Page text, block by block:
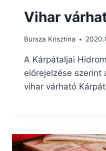
Vihar
Bursza Krisztina
A Kárpátaljai
előrejelzése szerint
vihar várható